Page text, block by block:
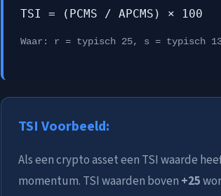
TSI = (PCMS / APCMS) × 100
Waar: r = typisch 25, s = typisch
TSI Voorbeeld:
Als een crypto asset een TSI waarde
momentum. TSI waarden boven +25